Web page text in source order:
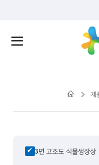
제
3면 고조도 식물생장상